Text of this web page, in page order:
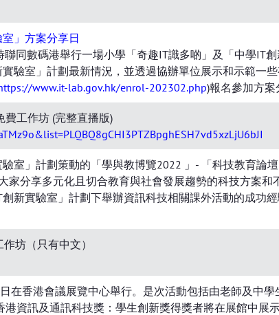
」方案分享日
同數碼港舉行一場小學「奇趣IT識多啲」及「中學IT
驗室」計劃最新情況，並透過協辦單位展示和示範一
www.it-lab.gov.hk/enrol-202302.php)報名參加方案
費工作坊 (完整直播版)
室」計劃策動的「學與教博覽2022 」- 「科技教育論
家分享多元化且切合教育與社會發展趨勢的科技方案和
新實驗室」計劃下舉辦資訊科技相關課外活動的成功
坊（只有中文）
在香港會議展覽中心舉行。是次活動包括由老師及中
資訊及通訊科技獎：學生創新獎得獎者將在展館中展